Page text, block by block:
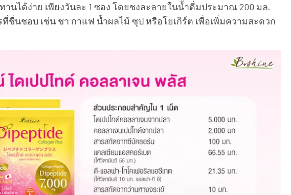
ได้ง่าย เพียงวันละ 1 ซอง โดยชงละลายในน้ำดื่มประมาณ 200 มล.
ชื่นชอบ เช่น ชา กาแฟ น้ำผลไม้ ซุป หรือโยเกิร์ต เพื่อเพิ่มความสะดวก